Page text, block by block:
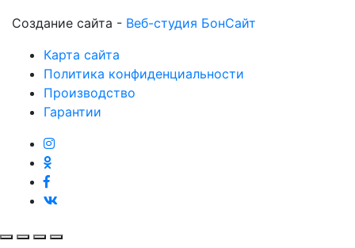
Создание сайта - Веб-студия БонСайт
Карта сайта
Политика конфиденциальности
Производство
Гарантии